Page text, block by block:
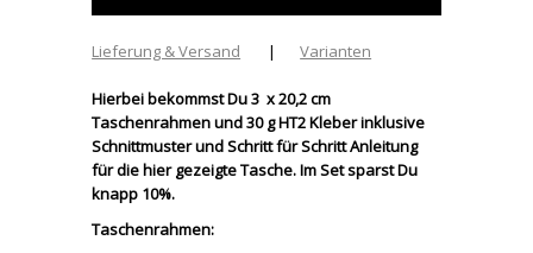
Lieferung & Versand | Varianten
Hierbei bekommst Du 3 x 20,2 cm
Taschenrahmen und 30 g HT2 Kleber inklusive
Schnittmuster und Schritt für Schritt Anleitung
für die hier gezeigte Tasche. Im Set sparst Du
knapp 10%.
Taschenrahmen: